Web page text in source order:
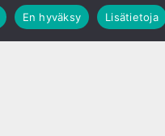
En hyväksy Lisätietoja